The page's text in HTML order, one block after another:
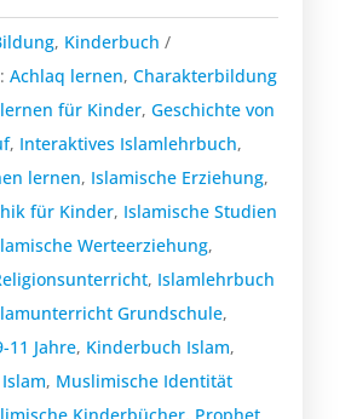
, Kinderbuch
Achlaq lernen, Charakterbildung
für Kinder, Geschichte von
, Interaktives Islamlehrbuch,
lernen, Islamische Erziehung,
für Kinder, Islamische Studien
Werteerziehung,
, Islamlehrbuch
Grundschule,
11 Jahre, Kinderbuch Islam,
, Muslimische Identität